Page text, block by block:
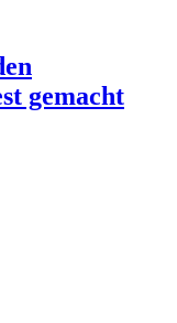
gemacht